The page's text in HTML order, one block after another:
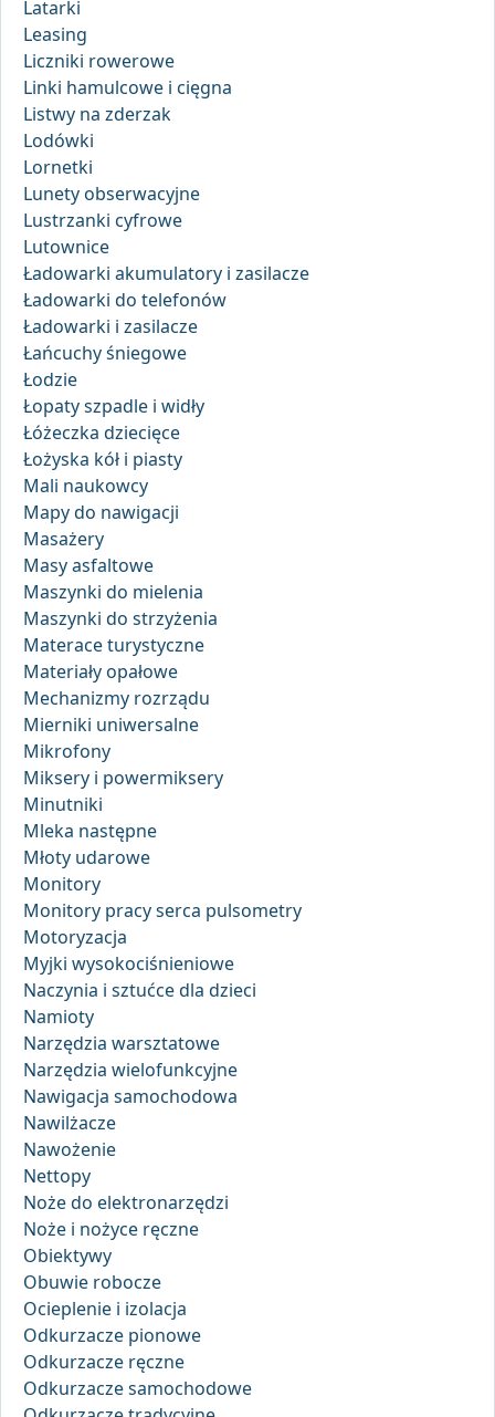
Latarki
Leasing
Liczniki rowerowe
Linki hamulcowe i cięgna
Listwy na zderzak
Lodówki
Lornetki
Lunety obserwacyjne
Lustrzanki cyfrowe
Lutownice
Ładowarki akumulatory i zasilacze
Ładowarki do telefonów
Ładowarki i zasilacze
Łańcuchy śniegowe
Łodzie
Łopaty szpadle i widły
Łóżeczka dziecięce
Łożyska kół i piasty
Mali naukowcy
Mapy do nawigacji
Masażery
Masy asfaltowe
Maszynki do mielenia
Maszynki do strzyżenia
Materace turystyczne
Materiały opałowe
Mechanizmy rozrządu
Mierniki uniwersalne
Mikrofony
Miksery i powermiksery
Minutniki
Mleka następne
Młoty udarowe
Monitory
Monitory pracy serca pulsometry
Motoryzacja
Myjki wysokociśnieniowe
Naczynia i sztućce dla dzieci
Namioty
Narzędzia warsztatowe
Narzędzia wielofunkcyjne
Nawigacja samochodowa
Nawilżacze
Nawożenie
Nettopy
Noże do elektronarzędzi
Noże i nożyce ręczne
Obiektywy
Obuwie robocze
Ocieplenie i izolacja
Odkurzacze pionowe
Odkurzacze ręczne
Odkurzacze samochodowe